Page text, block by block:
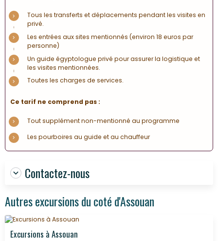
Tous les transferts et déplacements pendant les visites en
privé.
Les entrées aux sites mentionnés (environ 18 euros par
personne)
Un guide égyptologue privé pour assurer la logistique et
les visites mentionnées.
Toutes les charges de services.
Ce tarif ne comprend pas :
Tout supplément non-mentionné au programme
Les pourboires au guide et au chauffeur
Contactez-nous
Autres excursions du coté d'Assouan
Excursions à Assouan